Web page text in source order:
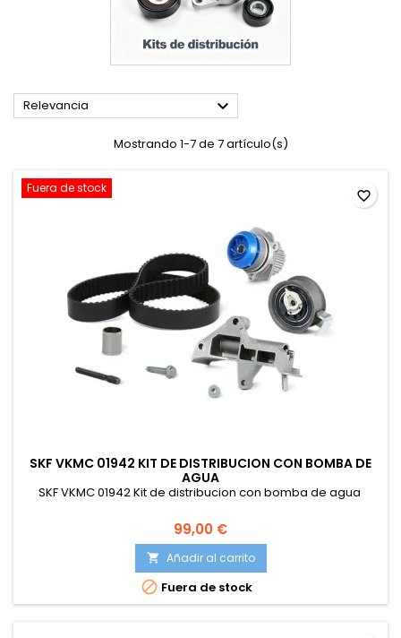
Relevancia 
Mostrando 1-7 de 7 artículo(s)
Fuera de stock
SKF VKMC 01942 KIT DE DISTRIBUCION CON BOMBA DE
AGUA
SKF VKMC 01942 Kit de distribucion con bomba de agua
99,00 €
 Añadir al carrito
 Fuera de stock
favorite_border